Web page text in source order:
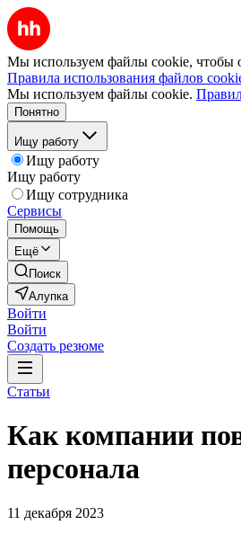
Мы используем файлы cookie, чтобы
Правила использования файлов
Мы используем файлы cookie.
Понятно
Ищу работу
Ищу работу
Ищу работу
Ищу сотрудника
Сервисы
Помощь
Ещё
Поиск
Алупка
Войти
Войти
Создать резюме
Статьи
Как компании
персонала
11 декабря 2023